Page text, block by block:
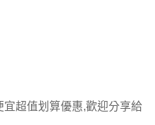
超值划算優惠,歡迎分享給